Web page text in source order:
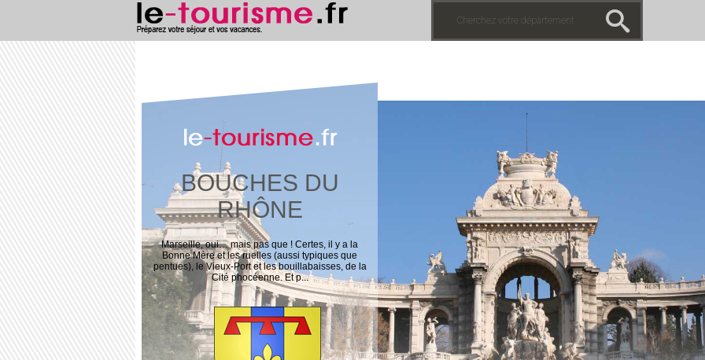
le-tourisme.fr
BOUCHES DU
RHÔNE
Marseille, oui… mais pas que ! Certes, il y a la
Bonne Mère et les ruelles (aussi typiques que
pentues), le Vieux-Port et les bouillabaisses, de la
Cité phocéenne. Et p...